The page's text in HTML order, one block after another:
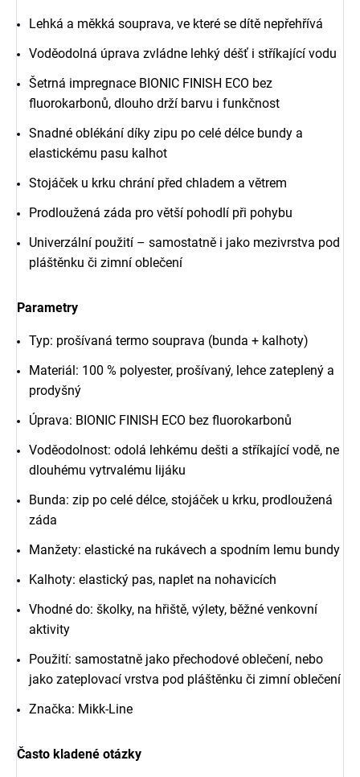
Lehká a měkká souprava, ve které se dítě nepřehřívá
Voděodolná úprava zvládne lehký déšť i stříkající vodu
Šetrná impregnace BIONIC FINISH ECO bez
fluorokarbonů, dlouho drží barvu i funkčnost
Snadné oblékání díky zipu po celé délce bundy a
elastickému pasu kalhot
Stojáček u krku chrání před chladem a větrem
Prodloužená záda pro větší pohodlí při pohybu
Univerzální použití – samostatně i jako mezivrstva pod
pláštěnku či zimní oblečení
Parametry
Typ: prošívaná termo souprava (bunda + kalhoty)
Materiál: 100 % polyester, prošívaný, lehce zateplený a
prodyšný
Úprava: BIONIC FINISH ECO bez fluorokarbonů
Voděodolnost: odolá lehkému dešti a stříkající vodě, ne
dlouhému vytrvalému lijáku
Bunda: zip po celé délce, stojáček u krku, prodloužená
záda
Manžety: elastické na rukávech a spodním lemu bundy
Kalhoty: elastický pas, naplet na nohavicích
Vhodné do: školky, na hřiště, výlety, běžné venkovní
aktivity
Použití: samostatně jako přechodové oblečení, nebo
jako zateplovací vrstva pod pláštěnku či zimní oblečení
Značka: Mikk-Line
Často kladené otázky